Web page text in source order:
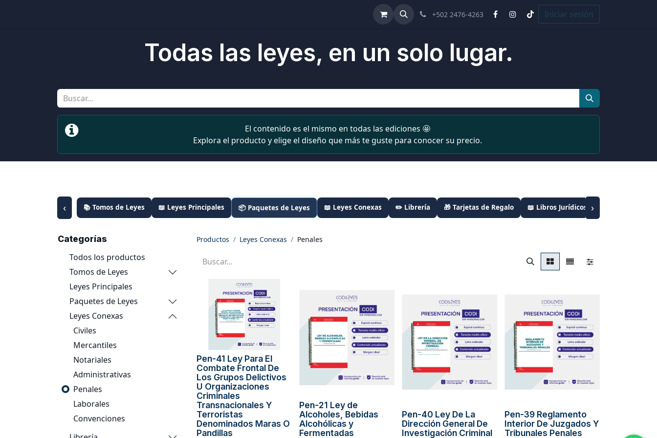
Términos y Condiciones Ayuda Cursos
+502 2476-4263 Iniciar sesión
Todas las leyes, en un solo lugar.
El contenido es el mismo en todas las ediciones 🤩
Explora el producto y elige el diseño que más te guste para conocer su precio.
‹ 📚 Tomos de Leyes 📖 Leyes Principales 📦 Paquetes de Leyes 📖 Leyes Conexas ✏️ Librería 🎁 Tarjetas de Regalo 📖 Libros Jurídicos ›
Categorías
Todos los productos
Tomos de Leyes
Leyes Principales
Paquetes de Leyes
Leyes Conexas
Civiles
Mercantiles
Notariales
Administrativas
Penales
Laborales
Convenciones
Productos Leyes Conexas Penales
Pen-41 Ley Para El
Combate Frontal De
Los Grupos Delictivos
U Organizaciones
Criminales
Transnacionales Y
Terroristas
Denominados Maras O
Pandillas
Pen-21 Ley de
Alcoholes, Bebidas
Alcohólicas y
Fermentadas
Pen-40 Ley De La
Dirección General De
Investigación Criminal
Pen-39 Reglamento
Interior De Juzgados Y
Tribunales Penales